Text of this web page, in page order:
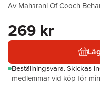
Av Maharani Of Cooch
269 kr
Beställningsvara.Skickas
medlemmar vid köp för